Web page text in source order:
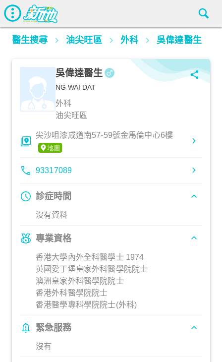
醫生搜尋 油尖旺區 外科 吳偉達醫生
吳偉達醫生
NG WAI DAT
外科
油尖旺區
尖沙咀漆咸道南57-59號金馬倫中心6樓
93317089
診症時間
沒有資料
專業資格
香港大學內外全科醫學士 1974
英國愛丁堡皇家外科醫學院院士
澳洲皇家外科醫學院院士
香港外科醫學院院士
香港醫學專科學院院士(外科)
緊急服務
沒有